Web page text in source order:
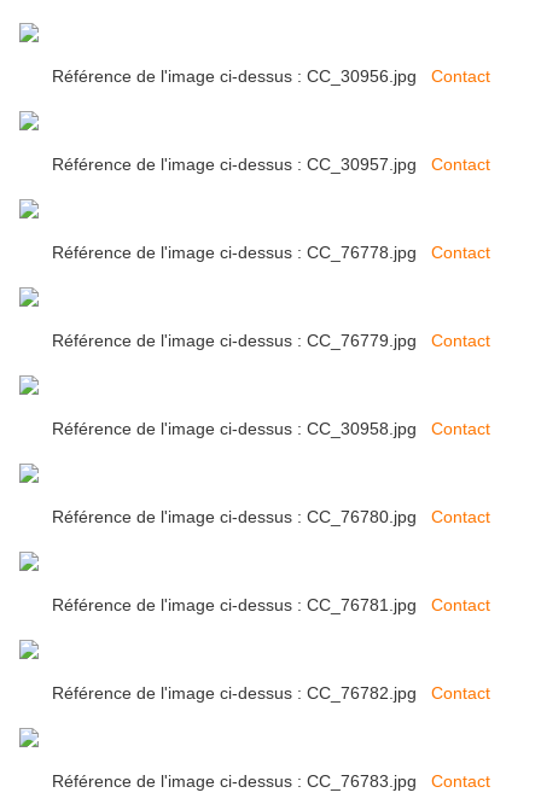
Référence de l'image ci-dessus : CC_30956.jpg Contact
Référence de l'image ci-dessus : CC_30957.jpg Contact
Référence de l'image ci-dessus : CC_76778.jpg Contact
Référence de l'image ci-dessus : CC_76779.jpg Contact
Référence de l'image ci-dessus : CC_30958.jpg Contact
Référence de l'image ci-dessus : CC_76780.jpg Contact
Référence de l'image ci-dessus : CC_76781.jpg Contact
Référence de l'image ci-dessus : CC_76782.jpg Contact
Référence de l'image ci-dessus : CC_76783.jpg Contact